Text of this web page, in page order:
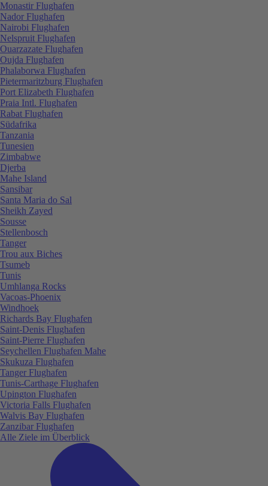
Monastir Flughafen
Nador Flughafen
Nairobi Flughafen
Nelspruit Flughafen
Ouarzazate Flughafen
Oujda Flughafen
Phalaborwa Flughafen
Pietermaritzburg Flughafen
Port Elizabeth Flughafen
Praia Intl. Flughafen
Rabat Flughafen
Südafrika
Tanzania
Tunesien
Zimbabwe
Djerba
Mahe Island
Sansibar
Santa Maria do Sal
Sheikh Zayed
Sousse
Stellenbosch
Tanger
Trou aux Biches
Tsumeb
Tunis
Umhlanga Rocks
Vacoas-Phoenix
Windhoek
Richards Bay Flughafen
Saint-Denis Flughafen
Saint-Pierre Flughafen
Seychellen Flughafen Mahe
Skukuza Flughafen
Tanger Flughafen
Tunis-Carthage Flughafen
Upington Flughafen
Victoria Falls Flughafen
Walvis Bay Flughafen
Zanzibar Flughafen
Alle Ziele im Überblick